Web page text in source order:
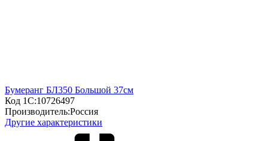
Бумеранг БЛ350 Большой 37см
Код 1С:10726497
Производитель:Россия
Другие характеристики